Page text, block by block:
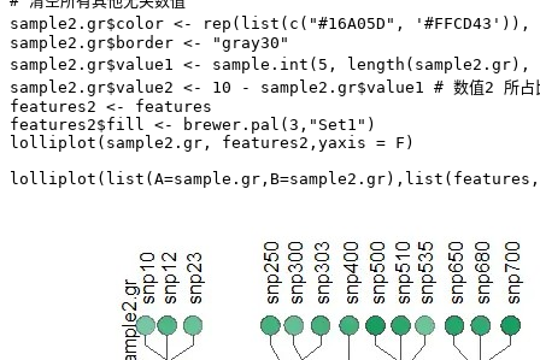
sample2.gr$color <- rep(list(c("#16A05D", '#FFCD43')),
sample2.gr$border <- "gray30"
sample2.gr$value1 <- sample.int(5, length(sample2.gr),
sample2.gr$value2 <- 10 - sample2.gr$value1 # 数值2 所占
features2 <- features
features2$fill <- brewer.pal(3,"Set1")
lolliplot(sample2.gr, features2,yaxis = F)